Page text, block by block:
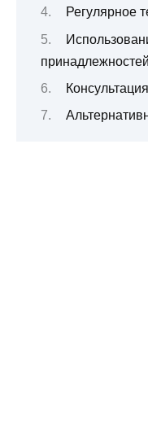
Регулярное
принадлежностей